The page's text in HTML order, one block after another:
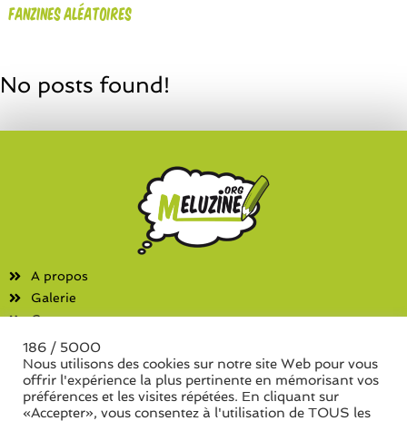
Fanzines aléatoires
No posts found!
A propos
Galerie
Contact
Fanzines
Liste des associations
Liste des séries de fanzine
186 / 5000
Nous utilisons des cookies sur notre site Web pour vous
offrir l'expérience la plus pertinente en mémorisant vos
préférences et les visites répétées. En cliquant sur
«Accepter», vous consentez à l'utilisation de TOUS les